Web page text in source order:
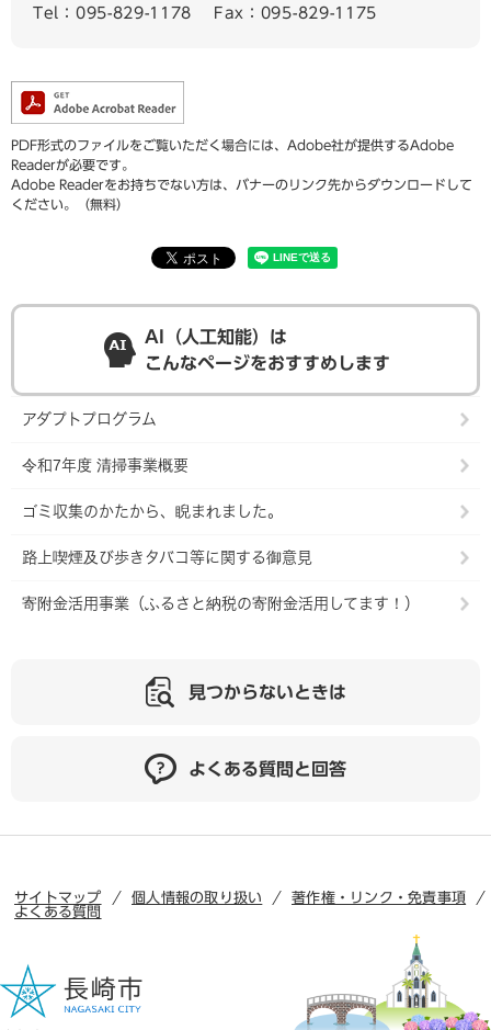
Tel：095-829-1178
Fax：095-829-1175
PDF形式のファイルをご覧いただく場合には、Adobe社が提供するAdobe
Readerが必要です。
Adobe Readerをお持ちでない方は、バナーのリンク先からダウンロードして
ください。（無料）
AI（人工知能）は
こんなページをおすすめします
アダプトプログラム
令和7年度 清掃事業概要
ゴミ収集のかたから、睨まれました。
路上喫煙及び歩きタバコ等に関する御意見
寄附金活用事業（ふるさと納税の寄附金活用してます！）
見つからないときは
よくある質問と回答
サイトマップ 個人情報の取り扱い
著作権・リンク・免責事項
よくある質問